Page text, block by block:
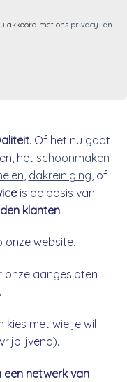
akkoord met ons privacy- en
. Of het nu gaat
het schoonmaken
dakreiniging , of
is de basis van
klanten!
onze website.
onze aangesloten
met wie je wil
netwerk van